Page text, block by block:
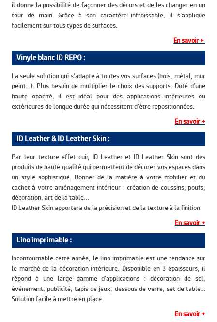
il donne la possibilité de façonner des décors et de les changer en un
tour de main. Grâce à son caractère infroissable, il s’applique
facilement sur tous types de surfaces.
En savoir +
Vinyle blanc ID REPO :
La seule solution qui s’adapte à toutes vos surfaces (bois, métal, mur
peint…). Plus besoin de multiplier le choix des supports. Doté d’une
haute opacité, il est idéal pour des applications intérieures ou
extérieures de longue durée qui nécessitent d’être repositionnées.
En savoir +
ID Leather & ID Leather Skin :
Par leur texture effet cuir, ID Leather et ID Leather Skin sont des
produits de haute qualité qui permettent de décorer vos espaces dans
un style sophistiqué. Donner de la matière à votre mobilier et du
cachet à votre aménagement intérieur : création de coussins, poufs,
décoration, art de la table…
ID Leather Skin apportera de la précision et de la texture à la finition.
En savoir +
Lino imprimable :
Incontournable cette année, le lino imprimable est une tendance sur
le marché de la décoration intérieure. Disponible en 3 épaisseurs, il
répond à une large gamme d’applications : décoration de sol,
événement, publicité, tapis de jeux, dessous de verre, set de table…
Solution facile à mettre en place.
En savoir +